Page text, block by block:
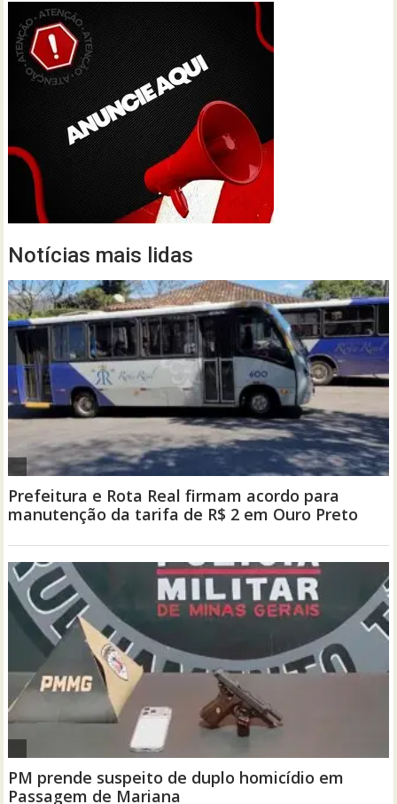
Notícias mais lidas